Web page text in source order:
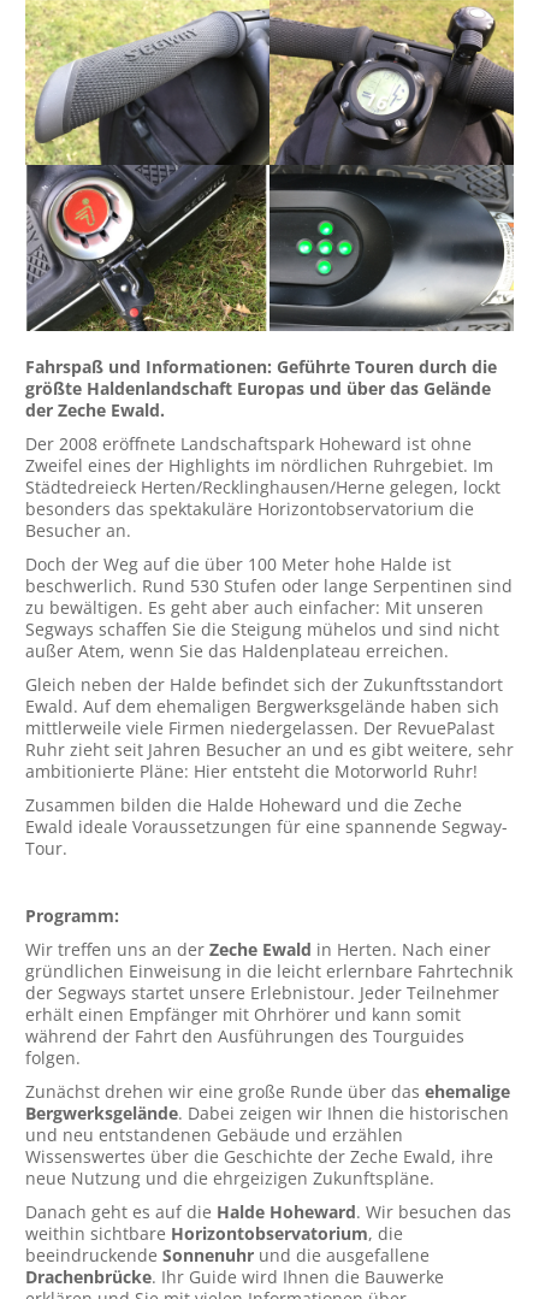
Fahrspaß und Informationen: Geführte Touren durch die
größte Haldenlandschaft Europas und über das Gelände
der Zeche Ewald.
Der 2008 eröffnete Landschaftspark Hoheward ist ohne
Zweifel eines der Highlights im nördlichen Ruhrgebiet. Im
Städtedreieck Herten/Recklinghausen/Herne gelegen, lockt
besonders das spektakuläre Horizontobservatorium die
Besucher an.
Doch der Weg auf die über 100 Meter hohe Halde ist
beschwerlich. Rund 530 Stufen oder lange Serpentinen sind
zu bewältigen. Es geht aber auch einfacher: Mit unseren
Segways schaffen Sie die Steigung mühelos und sind nicht
außer Atem, wenn Sie das Haldenplateau erreichen.
Gleich neben der Halde befindet sich der Zukunftsstandort
Ewald. Auf dem ehemaligen Bergwerksgelände haben sich
mittlerweile viele Firmen niedergelassen. Der RevuePalast
Ruhr zieht seit Jahren Besucher an und es gibt weitere, sehr
ambitionierte Pläne: Hier entsteht die Motorworld Ruhr!
Zusammen bilden die Halde Hoheward und die Zeche
Ewald ideale Voraussetzungen für eine spannende Segway-
Tour.
Programm:
Wir treffen uns an der Zeche Ewald in Herten. Nach einer
gründlichen Einweisung in die leicht erlernbare Fahrtechnik
der Segways startet unsere Erlebnistour. Jeder Teilnehmer
erhält einen Empfänger mit Ohrhörer und kann somit
während der Fahrt den Ausführungen des Tourguides
folgen.
Zunächst drehen wir eine große Runde über das ehemalige
Bergwerksgelände. Dabei zeigen wir Ihnen die historischen
und neu entstandenen Gebäude und erzählen
Wissenswertes über die Geschichte der Zeche Ewald, ihre
neue Nutzung und die ehrgeizigen Zukunftspläne.
Danach geht es auf die Halde Hoheward. Wir besuchen das
weithin sichtbare Horizontobservatorium, die
beeindruckende Sonnenuhr und die ausgefallene
Drachenbrücke. Ihr Guide wird Ihnen die Bauwerke